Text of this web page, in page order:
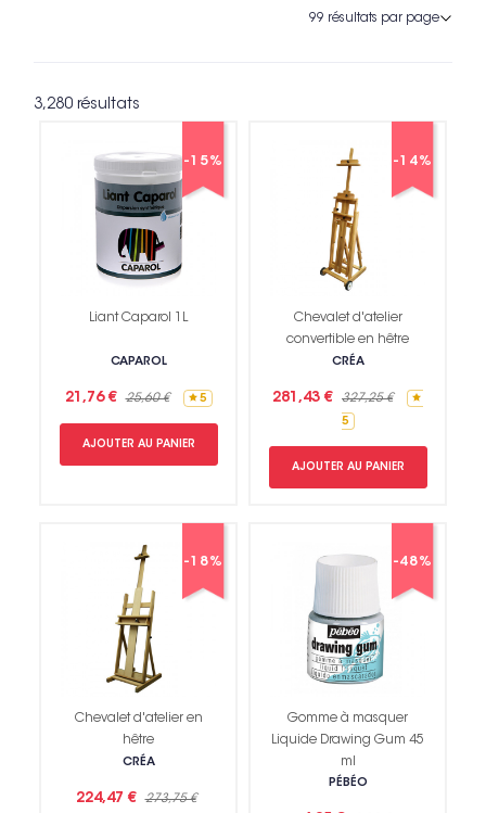
3,280 résultats
-15%
Liant Caparol 1L
CAPAROL
21,76 € 25,60 € 5
AJOUTER AU PANIER
-14%
Chevalet d'atelier
convertible en hêtre
CRÉA
281,43 € 327,25 €
5
AJOUTER AU PANIER
-18%
Chevalet d'atelier en
hêtre
CRÉA
224,47 € 273,75 €
-48%
Gomme à masquer
Liquide Drawing Gum 45
ml
PÉBÉO